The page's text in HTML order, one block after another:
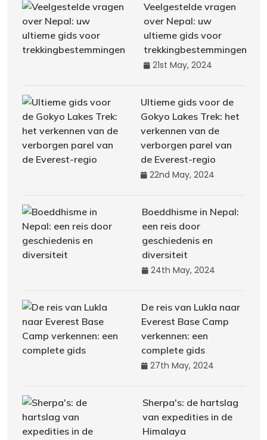
Veelgestelde vragen
over Nepal: uw
ultieme gids voor
trekkingbestemmingen
21st May, 2024
Ultieme gids voor de
Gokyo Lakes Trek: het
verkennen van de
verborgen parel van
de Everest-regio
22nd May, 2024
Boeddhisme in Nepal:
een reis door
geschiedenis en
diversiteit
24th May, 2024
De reis van Lukla naar
Everest Base Camp
verkennen: een
complete gids
27th May, 2024
Sherpa's: de hartslag
van expedities in de
Himalaya